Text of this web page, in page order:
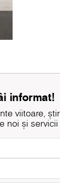
informat!
viitoare,
noi și servicii